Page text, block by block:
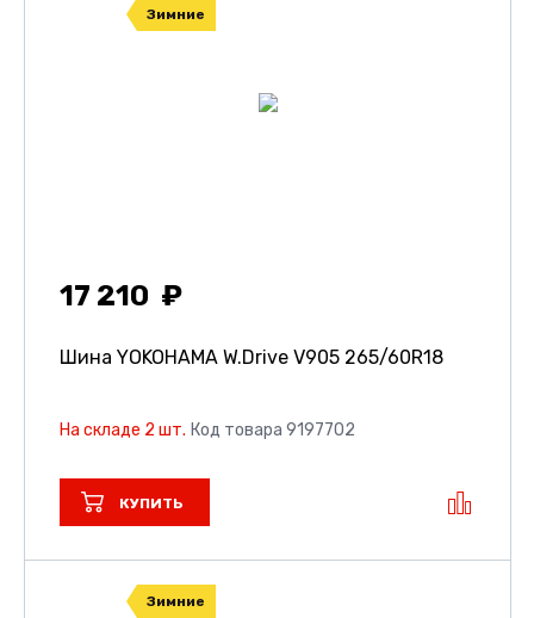
Зимние
17 210
Шина YOKOHAMA W.Drive V905 265/60R18
На складе 2 шт. Код товара 9197702
КУПИТЬ
Зимние